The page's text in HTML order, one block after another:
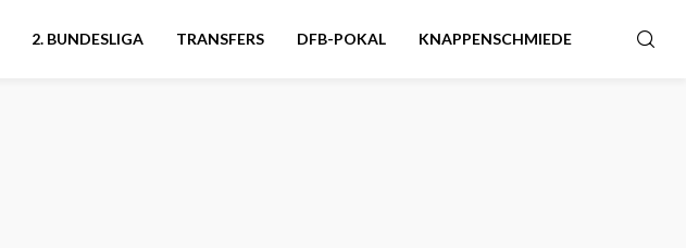
2. BUNDESLIGA TRANSFERS DFB-POKAL KNAPPENSCHMIEDE